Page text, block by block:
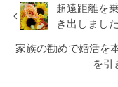
超遠距離を
き出しまし
家族の勧めで婚活を
を引